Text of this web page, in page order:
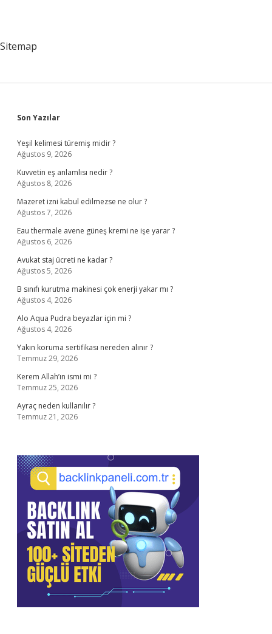
Sitemap
Sidebar
Son Yazılar
Yeşil kelimesi türemiş midir ?
Ağustos 9, 2026
Kuvvetin eş anlamlısı nedir ?
Ağustos 8, 2026
Mazeret izni kabul edilmezse ne olur ?
Ağustos 7, 2026
Eau thermale avene güneş kremi ne işe yarar ?
Ağustos 6, 2026
Avukat staj ücreti ne kadar ?
Ağustos 5, 2026
B sınıfı kurutma makinesi çok enerji yakar mı ?
Ağustos 4, 2026
Alo Aqua Pudra beyazlar için mi ?
Ağustos 4, 2026
Yakın koruma sertifikası nereden alınır ?
Temmuz 29, 2026
Kerem Allah’ın ismi mi ?
Temmuz 25, 2026
Ayraç neden kullanılır ?
Temmuz 21, 2026